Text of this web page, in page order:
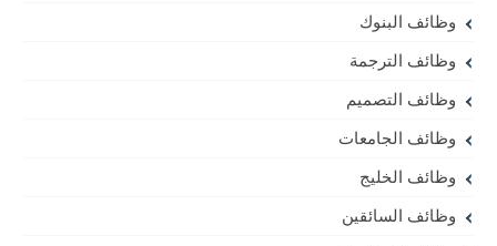
وظائف البنوك
وظائف الترجمة
وظائف التصميم
وظائف الجامعات
وظائف الخليج
وظائف السائقين